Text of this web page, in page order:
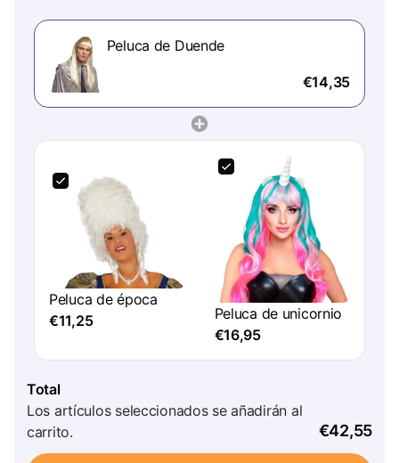
Peluca de Duende
€14,35
Peluca de época
€11,25
Peluca de unicornio
€16,95
Total
Los artículos seleccionados se añadirán al
carrito.
€42,55